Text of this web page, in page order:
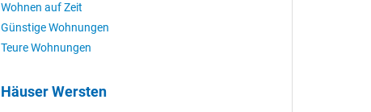
Wohnen auf Zeit
Günstige Wohnungen
Teure Wohnungen
Häuser Wersten